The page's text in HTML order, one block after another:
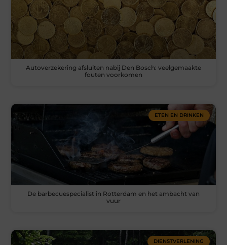
Autoverzekering afsluiten nabij Den Bosch: veelgemaakte
fouten voorkomen
ETEN EN DRINKEN
De barbecuespecialist in Rotterdam en het ambacht van
vuur
DIENSTVERLENING